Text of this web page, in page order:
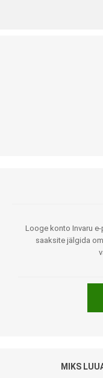
Looge konto Invaru
saaksite jälgida
MIKS